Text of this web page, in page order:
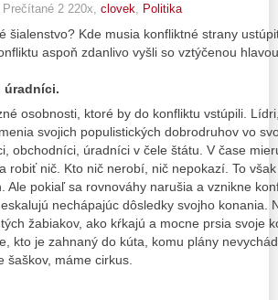
, Prečítané 2 220x, clovek Politika
šialenstvo? Kde musia konfliktné strany
aspoň zdanlivo vyšli so vztýčenou
úradníci.
osobnosti, ktoré by do konfliktu vstúpili.
svojich populistických dobrodruhov vo
obchodníci, úradníci v čele štátu. V čase
robiť nič. Kto nič nerobí, nič nepokazí. To
Ale pokiaľ sa rovnováhy narušia a vznikne
nechápajúc dôsledky svojho konania.
žabiakov, ako kŕkajú a mocne prsia svoje
kto je zahnaný do kúta, komu plány
šaškov, máme cirkus.